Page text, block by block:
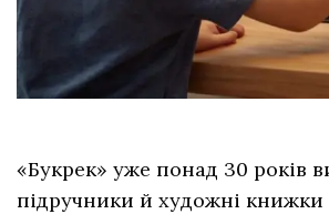
«Букрек» уже понад 30 років
підручники й художні книжки